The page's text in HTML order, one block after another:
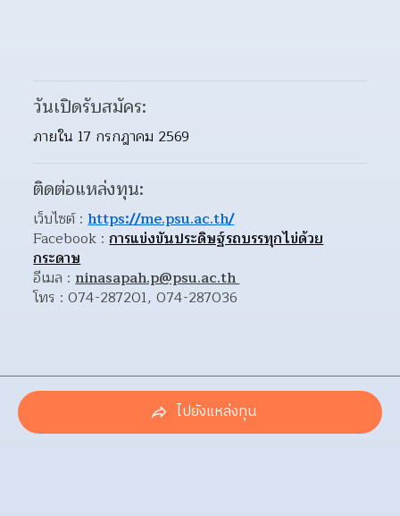
วันเปิดรับสมัคร:
ภายใน 17 กรกฎาคม 2569
ติดต่อแหล่งทุน:
เว็บไซต์ : https://me.psu.ac.th/
Facebook : การแข่งขันประดิษฐ์รถบรรทุกไข่ด้วย
กระดาษ
อีเมล : ninasapah.p@psu.ac.th
โทร : 074-287201, 074-287036
ไปยังแหล่งทุน